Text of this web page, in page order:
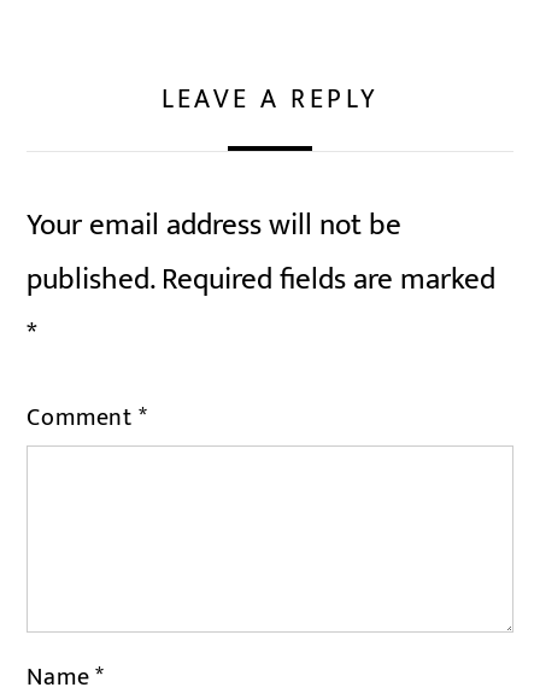
LEAVE A REPLY
Your email address will not be
published.Required fields are marked
*
Comment*
Name*